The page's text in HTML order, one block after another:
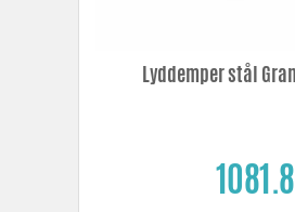
Lyddemper stål